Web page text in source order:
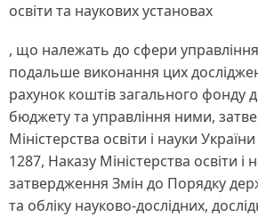
освіти та наукових установах
, що належать до сфери управління
подальше виконання цих
рахунок коштів загального фонду
бюджету та управління ними,
Міністерства освіти і науки
1287, Наказу Міністерства освіти і
затвердження Змін до Порядку
та обліку науково-дослідних,